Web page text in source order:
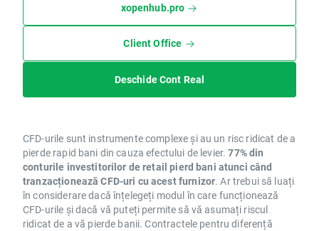
xopenhub.pro
Client Office
Deschide Cont Real
CFD-urile sunt instrumente complexe și au un risc ridicat de a
pierde rapid bani din cauza efectului de levier.77% din
conturile investitorilor de retail pierd bani atunci când
tranzacționează CFD-uri cu acest furnizor. Ar trebui să luați
în considerare dacă înțelegeți modul în care funcționează
CFD-urile și dacă vă puteți permite să vă asumați riscul
ridicat de a vă pierde banii. Contractele pentru diferență